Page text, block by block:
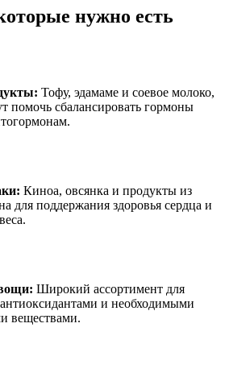
нужно есть
Тофу, эдамаме и соевое молоко,
помочь сбалансировать гормоны
Киноа, овсянка и продукты из
для поддержания здоровья сердца и
Широкий ассортимент для
и необходимыми
веществами.